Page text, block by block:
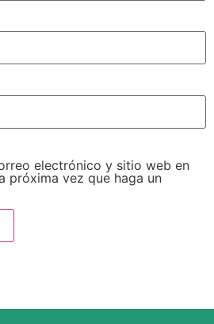
electrónico y sitio web en
próxima vez que haga un